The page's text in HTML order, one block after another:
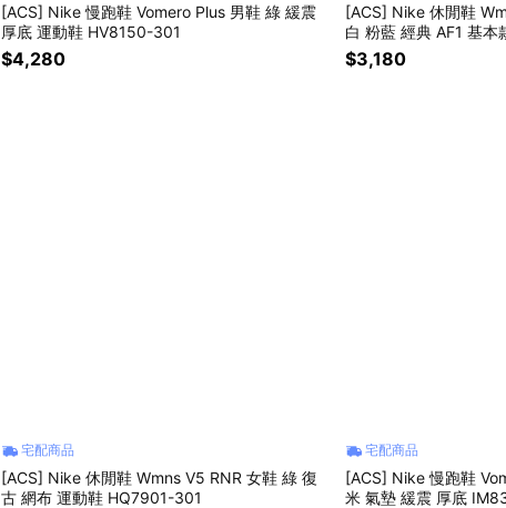
[ACS] Nike 慢跑鞋 Vomero Plus 男鞋 綠 緩震
厚底 運動鞋 HV8150-301
$4,280
[ACS] Nike 休閒鞋
白 粉藍 經典 AF1 基本
$3,180
宅配商品
[ACS] Nike 休閒鞋 Wmns V5 RNR 女鞋 綠 復
古 網布 運動鞋 HQ7901-301
宅配商品
[ACS] Nike 慢跑鞋
米 氣墊 緩震 厚底